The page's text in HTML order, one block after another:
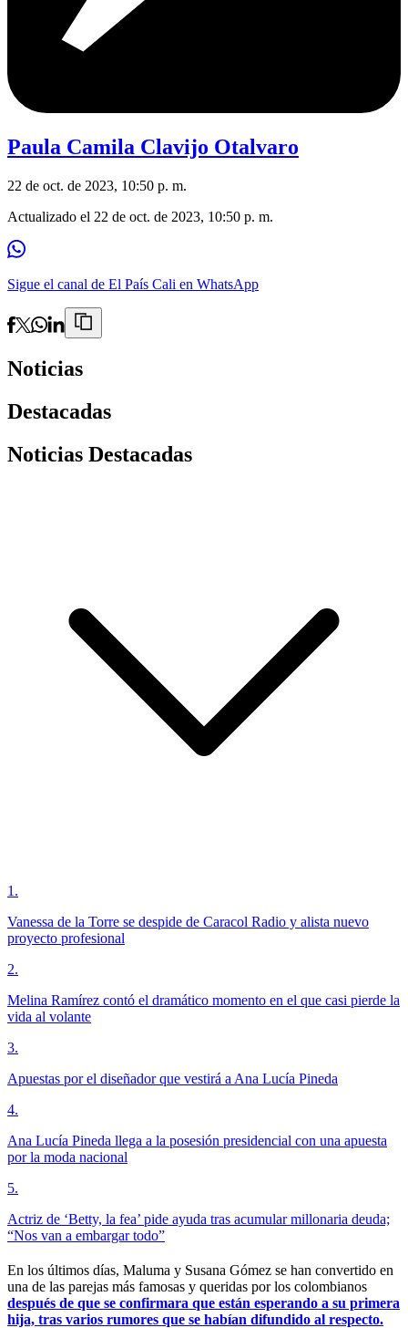
Paula Camila Clavijo Otalvaro
22 de oct. de 2023, 10:50 p. m.
Actualizado el 22 de oct. de 2023, 10:50 p. m.
Sigue el canal de El País Cali en WhatsApp
Noticias
Destacadas
Noticias Destacadas
1 .
Vanessa de la Torre se despide de Caracol Radio y alista nuevo
proyecto profesional
2.
Melina Ramírez contó el dramático momento en el que casi pierde la
vida al volante
3.
Apuestas por el diseñador que vestirá a Ana Lucía Pineda
4.
Ana Lucía Pineda llega a la posesión presidencial con una apuesta
por la moda nacional
5.
Actriz de ‘Betty, la fea’ pide ayuda tras acumular millonaria deuda;
“Nos van a embargar todo”
En los últimos días, Maluma y Susana Gómez se han convertido en
una de las parejas más famosas y queridas por los colombianos
después de que se confirmara que están esperando a su primera
hija, tras varios rumores que se habían difundido al respecto.